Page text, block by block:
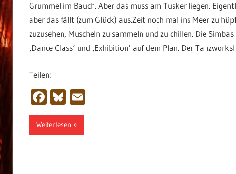
Grummel im Bauch. Aber das muss am Tusker liegen.
aber das fällt (zum Glück) aus.Zeit noch mal ins Meer zu
zuzusehen, Muscheln zu sammeln und zu chillen. Die
‚Dance Class‘ und ‚Exhibition‘ auf dem Plan. Der
Teilen:
Facebook
Bluesky
Email
Weiterlesen